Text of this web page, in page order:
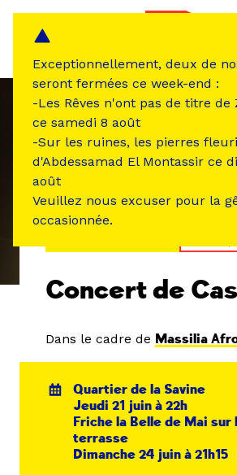
Concert de
Dans le cadre de Massilia
Quartier de la Savine
Jeudi 21 juin à 22h
Friche la Belle de Mai sur
terrasse
Dimanche 24 juin à 21h15
Exceptionnellement, deux de
seront fermées ce week-end :
-Les Rêves n'ont pas de titre de
ce samedi 8 août
-Sur les ruines, les pierres
d'Abdessamad El Montassir ce
août
Veuillez nous excuser pour la
occasionnée.
Panneau de gestion des cookies